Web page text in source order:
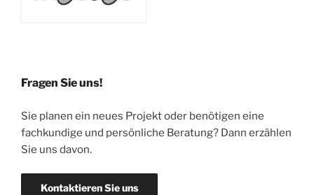
Fragen Sie uns!
Sie planen ein neues Projekt oder benötigen eine
fachkundige und persönliche Beratung? Dann erzählen
Sie uns davon.
Kontaktieren Sie uns